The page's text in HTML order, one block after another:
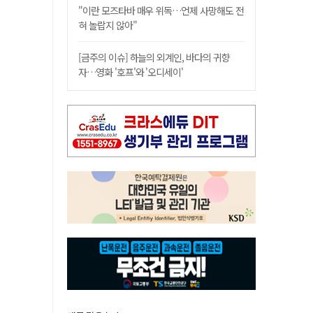
"이란 모즈타바 매우 위독…언제 사망해도 전
혀 놀랍지 않아"
[금주의 이슈] 하늘의 외계인, 바다의 귀향
자…영화 '호프'와 '오디세이'